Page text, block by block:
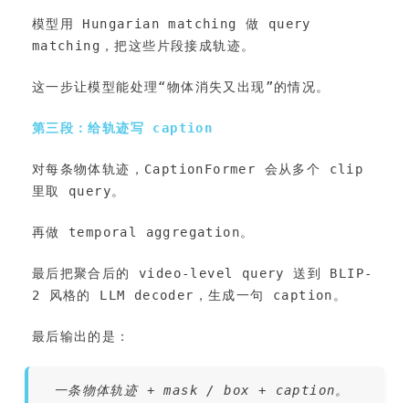
模型用 Hungarian matching 做 query
matching，把这些片段接成轨迹。
这一步让模型能处理“物体消失又出现”的情况。
第三段：给轨迹写 caption
对每条物体轨迹，CaptionFormer 会从多个 clip
里取 query。
再做 temporal aggregation。
最后把聚合后的 video-level query 送到 BLIP-
2 风格的 LLM decoder，生成一句 caption。
最后输出的是：
一条物体轨迹 + mask / box + caption。